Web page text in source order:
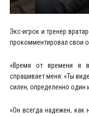
Экс-игрок и тренер
прокомментировал свои
«Время от времени я
спрашивает меня: «Ты
силен, определенно один
«Он всегда надежен, как